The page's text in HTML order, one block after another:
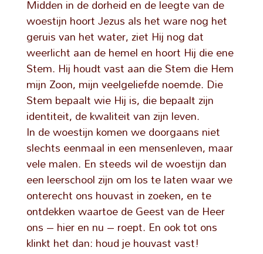
Midden in de dorheid en de leegte van de
woestijn hoort Jezus als het ware nog het
geruis van het water, ziet Hij nog dat
weerlicht aan de hemel en hoort Hij die ene
Stem. Hij houdt vast aan die Stem die Hem
mijn Zoon, mijn veelgeliefde noemde. Die
Stem bepaalt wie Hij is, die bepaalt zijn
identiteit, de kwaliteit van zijn leven.
In de woestijn komen we doorgaans niet
slechts eenmaal in een mensenleven, maar
vele malen. En steeds wil de woestijn dan
een leerschool zijn om los te laten waar we
onterecht ons houvast in zoeken, en te
ontdekken waartoe de Geest van de Heer
ons – hier en nu – roept. En ook tot ons
klinkt het dan: houd je houvast vast!